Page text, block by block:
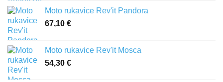
84,50 €
Moto rukavice Rev'it Pandora
67,10 €
Moto rukavice Rev'it Mosca
54,30 €